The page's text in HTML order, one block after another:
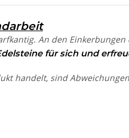
An den
für sich und
handelt, sind